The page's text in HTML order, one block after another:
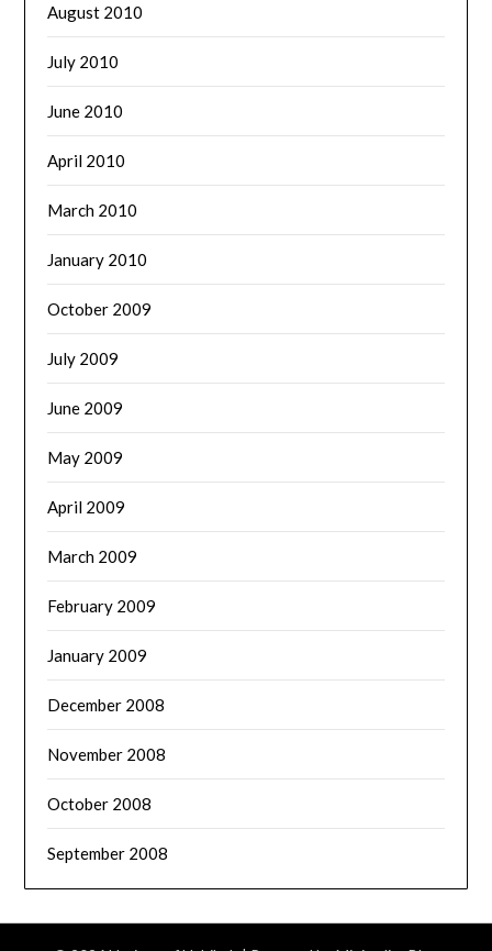
August 2010
July 2010
June 2010
April 2010
March 2010
January 2010
October 2009
July 2009
June 2009
May 2009
April 2009
March 2009
February 2009
January 2009
December 2008
November 2008
October 2008
September 2008